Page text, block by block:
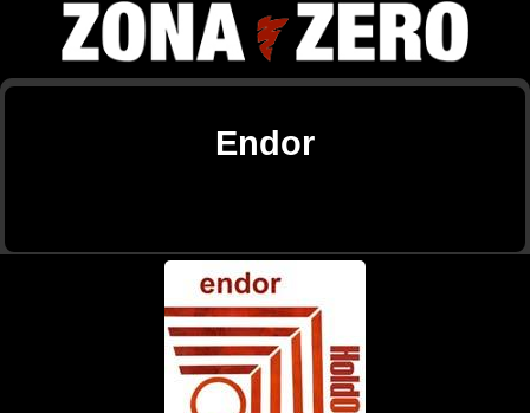
CONTENIDO
Endor